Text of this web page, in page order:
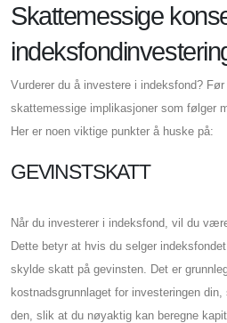
Skattemessige
Vurderer du å investere i indeksfond?
skattemessige implikasjoner som følger
Her er noen viktige punkter å huske på:
GEVINSTSKATT
Når du investerer i indeksfond, vil du
Dette betyr at hvis du selger
skylde skatt på gevinsten. Det er
kostnadsgrunnlaget for investeringen
den, slik at du nøyaktig kan beregne